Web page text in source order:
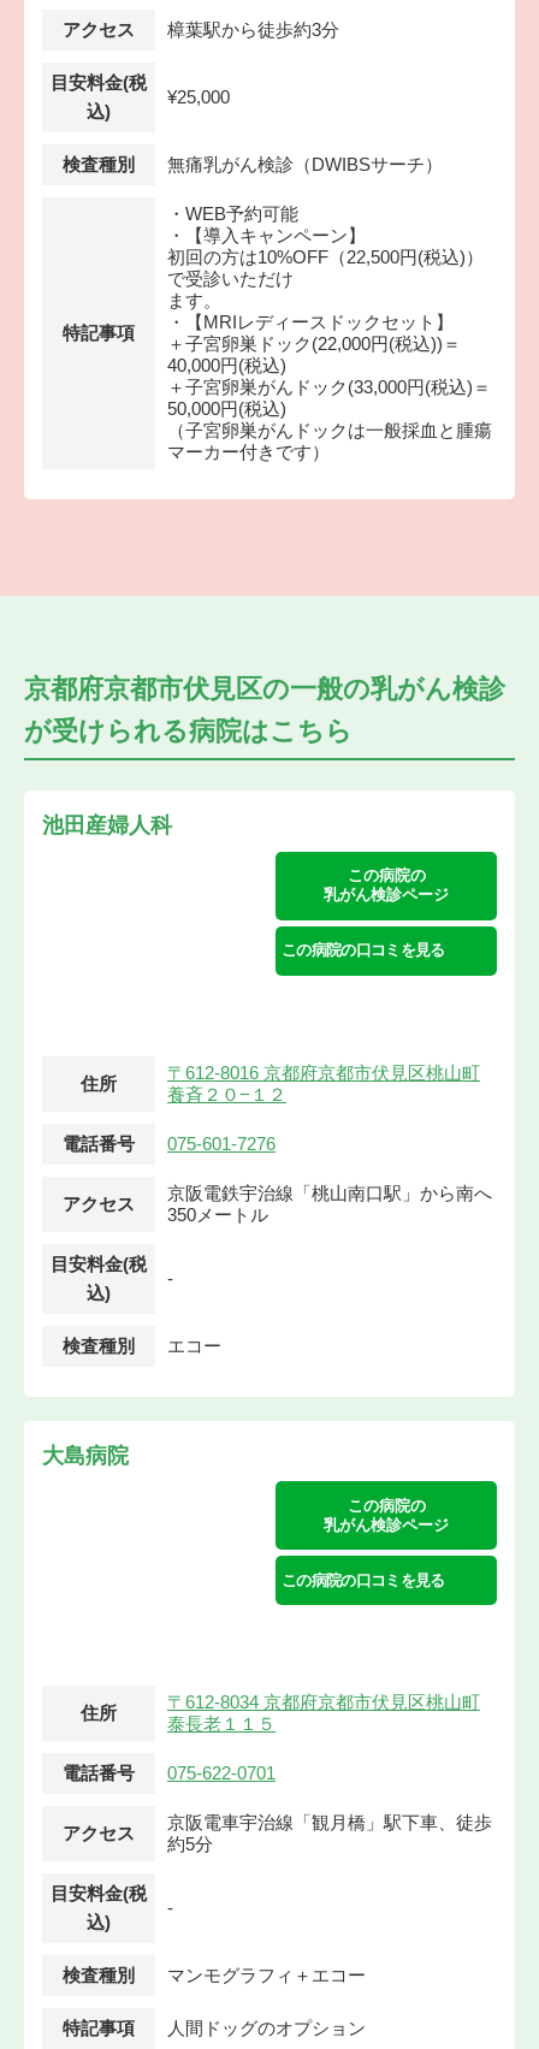
アクセス 樟葉駅から徒歩約3分
目安料金(税
込)
¥25,000
検査種別 無痛乳がん検診（DWIBSサーチ）
特記事項
・WEB予約可能
・【導入キャンペーン】
初回の方は10%OFF（22,500円(税込)）
で受診いただけ
ます。
・【MRIレディースドックセット】
＋子宮卵巣ドック(22,000円(税込))＝
40,000円(税込)
＋子宮卵巣がんドック(33,000円(税込)＝
50,000円(税込)
（子宮卵巣がんドックは一般採血と腫瘍
マーカー付きです）
京都府京都市伏見区の一般の乳がん検診
が受けられる病院はこちら
池田産婦人科
この病院の
乳がん検診ページ
この病院の口コミを見る
住所
〒612-8016 京都府京都市伏見区桃山町
養斉２０−１２
電話番号 075-601-7276
アクセス
京阪電鉄宇治線「桃山南口駅」から南へ
350メートル
目安料金(税
込)
-
検査種別 エコー
大島病院
この病院の
乳がん検診ページ
この病院の口コミを見る
住所
〒612-8034 京都府京都市伏見区桃山町
泰長老１１５
電話番号 075-622-0701
アクセス
京阪電車宇治線「観月橋」駅下車、徒歩
約5分
目安料金(税
込)
-
検査種別 マンモグラフィ＋エコー
特記事項 人間ドッグのオプション